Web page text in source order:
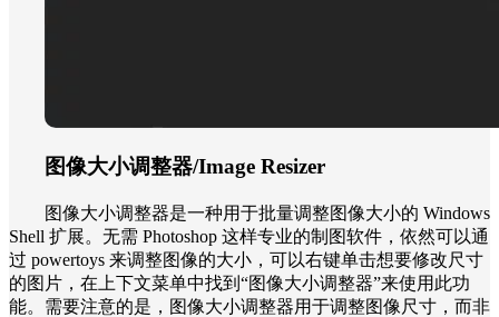
图像大小调整器/Image Resizer
图像大小调整器是一种用于批量调整图像大小的 Windows
Shell 扩展。无需 Photoshop 这样专业的制图软件，依然可以通
过 powertoys 来调整图像的大小，可以右键单击想要修改尺寸
的图片，在上下文菜单中找到“图像大小调整器”来使用此功
能。需要注意的是，图像大小调整器用于调整图像尺寸，而非